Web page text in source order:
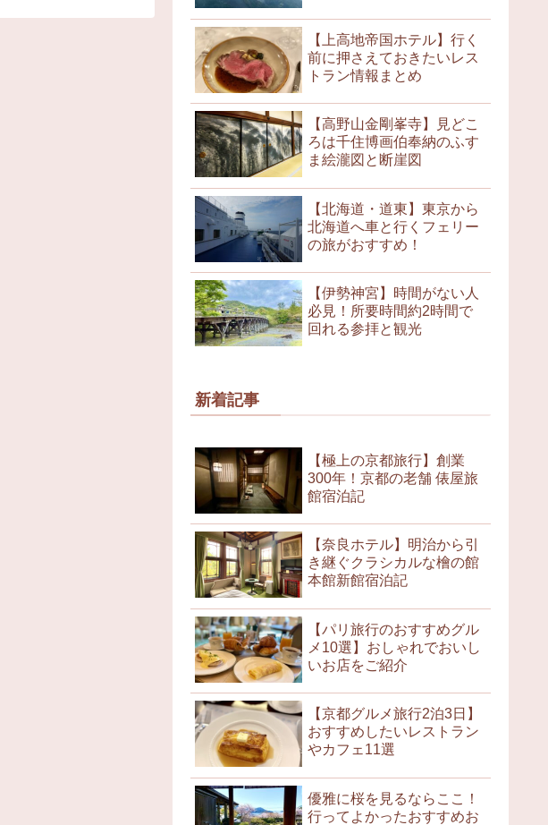
【上高地帝国ホテル】行く
前に押さえておきたいレス
トラン情報まとめ
【高野山金剛峯寺】見どこ
ろは千住博画伯奉納のふす
ま絵瀧図と断崖図
【北海道・道東】東京から
北海道へ車と行くフェリー
の旅がおすすめ！
【伊勢神宮】時間がない人
必見！所要時間約2時間で
回れる参拝と観光
新着記事
【極上の京都旅行】創業
300年！京都の老舗 俵屋旅
館宿泊記
【奈良ホテル】明治から引
き継ぐクラシカルな檜の館
本館新館宿泊記
【パリ旅行のおすすめグル
メ10選】おしゃれでおいし
いお店をご紹介
【京都グルメ旅行2泊3日】
おすすめしたいレストラン
やカフェ11選
優雅に桜を見るならここ！
行ってよかったおすすめお